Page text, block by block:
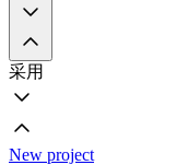
采用
New project